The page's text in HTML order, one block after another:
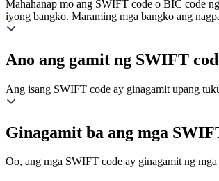
Mahahanap mo ang SWIFT code o BIC code
iyong bangko. Maraming mga bangko ang
Ano ang gamit ng SWIFT
Ang isang SWIFT code ay ginagamit upang
Ginagamit ba ang mga
Oo, ang mga SWIFT code ay ginagamit ng